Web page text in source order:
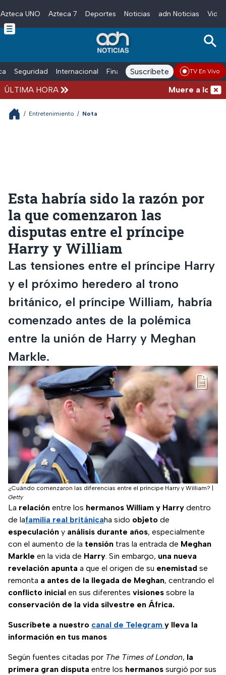
Skip to main content
Azteca UNO Azteca 7 Deportes Noticias adn Noticias
Seguridad Internacional Finanzas adn Noticias Radio
Suscríbete TV En Vivo
ÚLTIMA HORA Muere a los 68
/ Entretenimiento / Nota
Esta habría sido la razón por
la que comenzaron las
disputas entre el príncipe
Harry y William
Las tensiones entre el príncipe Harry
y el próximo heredero al trono
británico, el príncipe William, habría
comenzado antes de la polémica
entre la unión de Harry y Meghan
Markle.
¿Cuándo comenzaron las diferencias entre el príncipe Harry y William?
Getty
La relación entre los hermanos William y Harry dentro
de lafamilia real británicaha sido objeto de
especulación y análisis durante años, especialmente
con el aumento de la tensión tras la entrada de Meghan
Markle en la vida de Harry. Sin embargo, una nueva
revelación apunta a que el origen de su enemistad se
remonta a antes de la llegada de Meghan, centrando el
conflicto inicial en sus diferentes visiones sobre la
conservación de la vida silvestre en África.
Suscríbete a nuestro canal de Telegram y lleva la
información en tus manos
Según fuentes citadas por The Times of London, la
primera gran disputa entre los hermanos surgió por sus